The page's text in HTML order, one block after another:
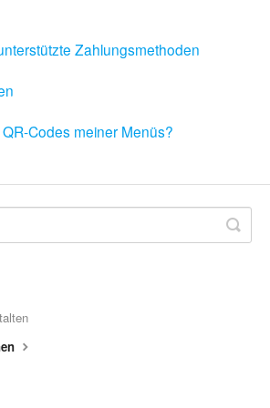
Zahlungsmethoden
Codes meiner Menüs?